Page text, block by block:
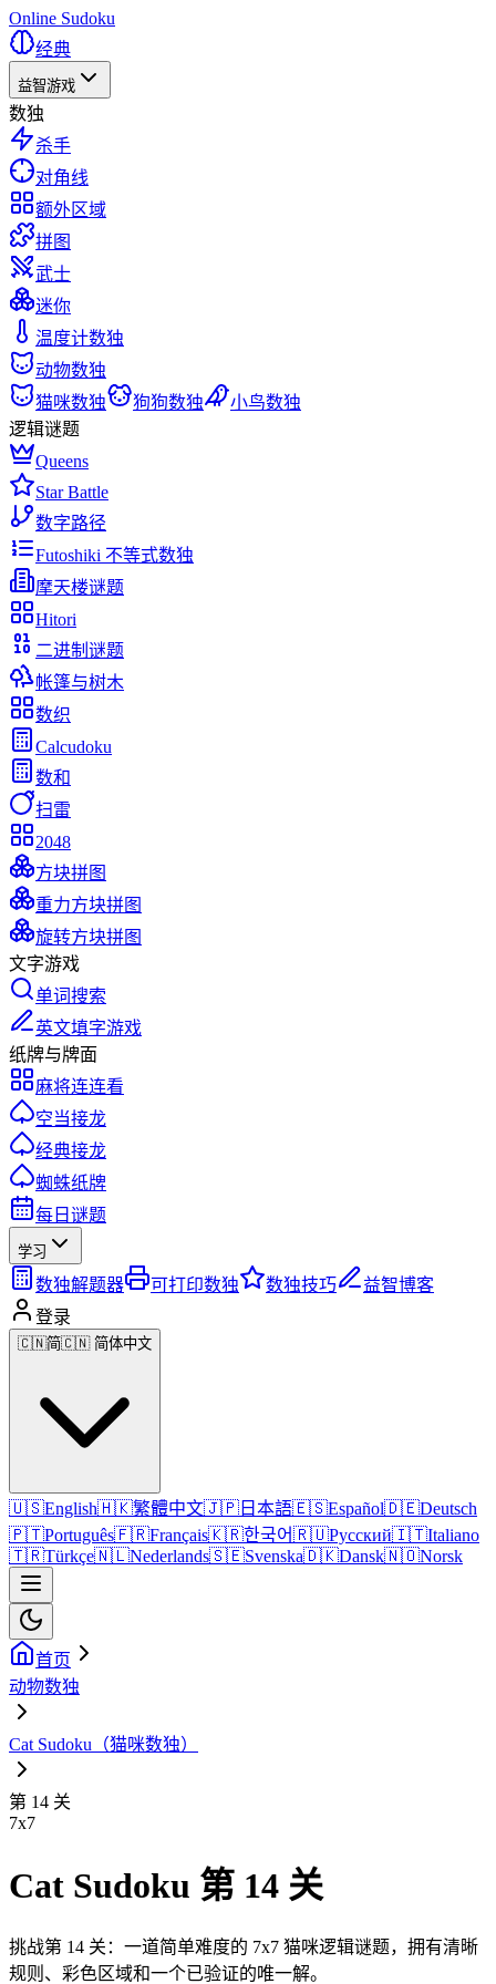
Online Sudoku
经典
益智游戏
数独
杀手
对角线
额外区域
拼图
武士
迷你
温度计数独
动物数独
猫咪数独
狗狗数独
小鸟数独
逻辑谜题
Queens
Star Battle
数字路径
Futoshiki 不等式数独
摩天楼谜题
Hitori
二进制谜题
帐篷与树木
数织
Calcudoku
数和
扫雷
2048
方块拼图
重力方块拼图
旋转方块拼图
文字游戏
单词搜索
英文填字游戏
纸牌与牌面
麻将连连看
空当接龙
经典接龙
蜘蛛纸牌
每日谜题
学习
数独解题器 可打印数独 数独技巧
益智博客
登录
🇨🇳简🇨🇳 简体中文
🇺🇸English🇭🇰繁體中文🇯🇵 日本語🇪🇸Español🇩🇪Deutsch
🇵🇹Português🇫🇷Français🇰🇷한국어🇷🇺Русский🇮🇹Italiano
🇹🇷Türkçe🇳🇱Nederlands🇸🇪Svenska🇩🇰Dansk🇳🇴Norsk
首页
动物数独
Cat Sudoku（猫咪数独）
第 14 关
7x7
Cat Sudoku 第 14 关
挑战第 14 关：一道简单难度的 7x7 猫咪逻辑谜题，拥有清晰
规则、彩色区域和一个已验证的唯一解。